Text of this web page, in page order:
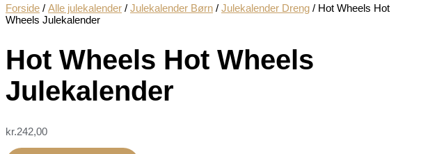
Forside / Alle julekalender / Julekalender Børn / Julekalender Dreng / Hot Wheels Hot
Wheels Julekalender
Hot Wheels Hot Wheels
Julekalender
kr.242,00